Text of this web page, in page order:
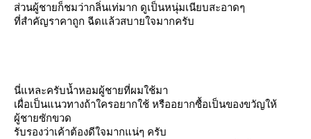
ส่วนผู้ชายก็ชมว่ากลิ่นเท่มาก ดูเป็นหนุ่มเนียบสะอาดๆ
ที่สำคัญราคาถูก ฉีดแล้วสบายใจมากครับ
นี่แหละครับน้ำหอมผู้ชายที่ผมใช้มา
เผื่อเป็นแนวทางถ้าใครอยากใช้ หรืออยากซื้อเป็นของขวัญให้
ผู้ชายซักขวด
รับรองว่าเค้าต้องดีใจมากแน่ๆ ครับ